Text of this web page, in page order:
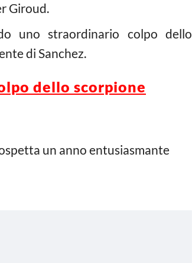
Giroud.
uno straordinario colpo dello
di Sanchez.
dello scorpione
un anno entusiasmante